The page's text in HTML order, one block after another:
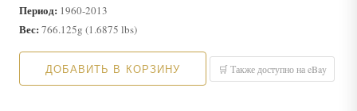
Период: 1960-2013
Вес:766.125g (1.6875 lbs)
ДОБАВИТЬ В КОРЗИНУ 🛒 Также доступно на eBay